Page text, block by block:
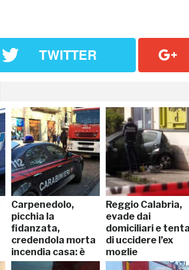
TWITTER
Carpenedolo,
picchia la
fidanzata,
credendola morta
incendia casa: è
salva
Reggio Calabria,
evade dai
domiciliari e tenta
di uccidere l’ex
moglie